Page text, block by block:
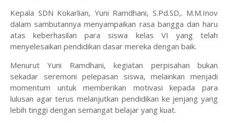
‎Kepala SDN Kokarlian, Yuni Ramdhani, S.Pd.SD,. M.M.Inov
dalam sambutannya menyampaikan rasa bangga dan haru
atas keberhasilan para siswa kelas VI yang telah
menyelesaikan pendidikan dasar mereka dengan baik.
‎Menurut Yuni Ramdhani, kegiatan perpisahan bukan
sekadar seremoni pelepasan siswa, melainkan menjadi
momentum untuk memberikan motivasi kepada para
lulusan agar terus melanjutkan pendidikan ke jenjang yang
lebih tinggi dengan semangat belajar yang kuat.